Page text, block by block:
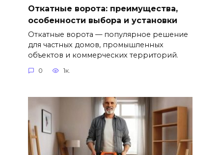
Откатные ворота: преимущества,
особенности выбора и установки
Откатные ворота — популярное решение
для частных домов, промышленных
объектов и коммерческих территорий.
0 1к.